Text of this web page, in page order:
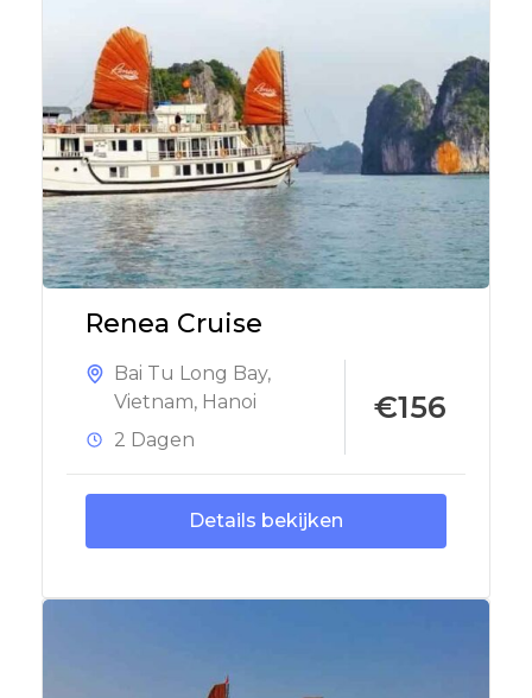
Renea Cruise
Bai Tu Long Bay,
Vietnam, Hanoi
2 Dagen
€156
Details bekijken